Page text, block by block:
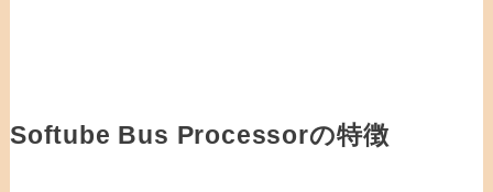
Softube Bus Processorの特徴